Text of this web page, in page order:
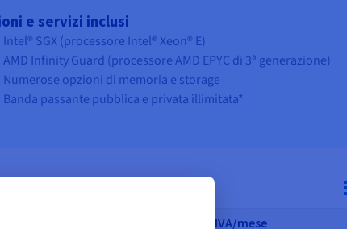
e servizi inclusi
Intel® SGX (processore Intel® Xeon® E)
AMD Infinity Guard (processore AMD EPYC di 3ª generazione)
Numerose opzioni di memoria e storage
Banda passante pubblica e privata illimitata*
sicuro è possibile approfittare di tutta la potenza di calcolo dei
Prezzo +IVA/mese